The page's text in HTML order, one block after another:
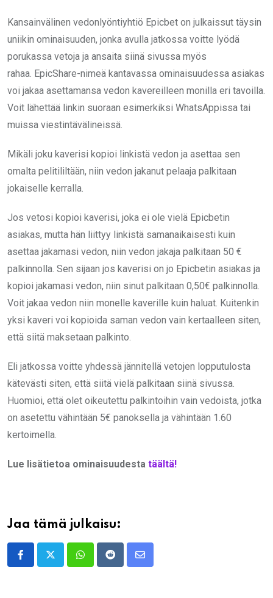
Kansainvälinen vedonlyöntiyhtiö Epicbet on julkaissut täysin
uniikin ominaisuuden, jonka avulla jatkossa voitte lyödä
porukassa vetoja ja ansaita siinä sivussa myös
rahaa. EpicShare-nimeä kantavassa ominaisuudessa asiakas
voi jakaa asettamansa vedon kavereilleen monilla eri tavoilla.
Voit lähettää linkin suoraan esimerkiksi WhatsAppissa tai
muissa viestintävälineissä.
Mikäli joku kaverisi kopioi linkistä vedon ja asettaa sen
omalta pelitililtään, niin vedon jakanut pelaaja palkitaan
jokaiselle kerralla.
Jos vetosi kopioi kaverisi, joka ei ole vielä Epicbetin
asiakas, mutta hän liittyy linkistä samanaikaisesti kuin
asettaa jakamasi vedon, niin vedon jakaja palkitaan 50 €
palkinnolla. Sen sijaan jos kaverisi on jo Epicbetin asiakas ja
kopioi jakamasi vedon, niin sinut palkitaan 0,50€ palkinnolla.
Voit jakaa vedon niin monelle kaverille kuin haluat. Kuitenkin
yksi kaveri voi kopioida saman vedon vain kertaalleen siten,
että siitä maksetaan palkinto.
Eli jatkossa voitte yhdessä jännitellä vetojen lopputulosta
kätevästi siten, että siitä vielä palkitaan siinä sivussa.
Huomioi, että olet oikeutettu palkintoihin vain vedoista, jotka
on asetettu vähintään 5€ panoksella ja vähintään 1.60
kertoimella.
Lue lisätietoa ominaisuudesta täältä!
Jaa tämä julkaisu:
WhatsappRedditShare